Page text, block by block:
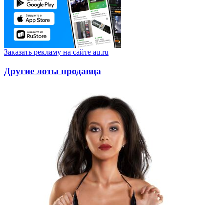
Заказать рекламу на сайте au.ru
Другие лоты продавца